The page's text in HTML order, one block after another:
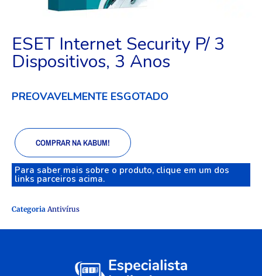
ESET Internet Security P/ 3
Dispositivos, 3 Anos
PREOVAVELMENTE ESGOTADO
COMPRAR NA KABUM!
Para saber mais sobre o produto, clique em um dos
links parceiros acima.
Categoria Antivírus